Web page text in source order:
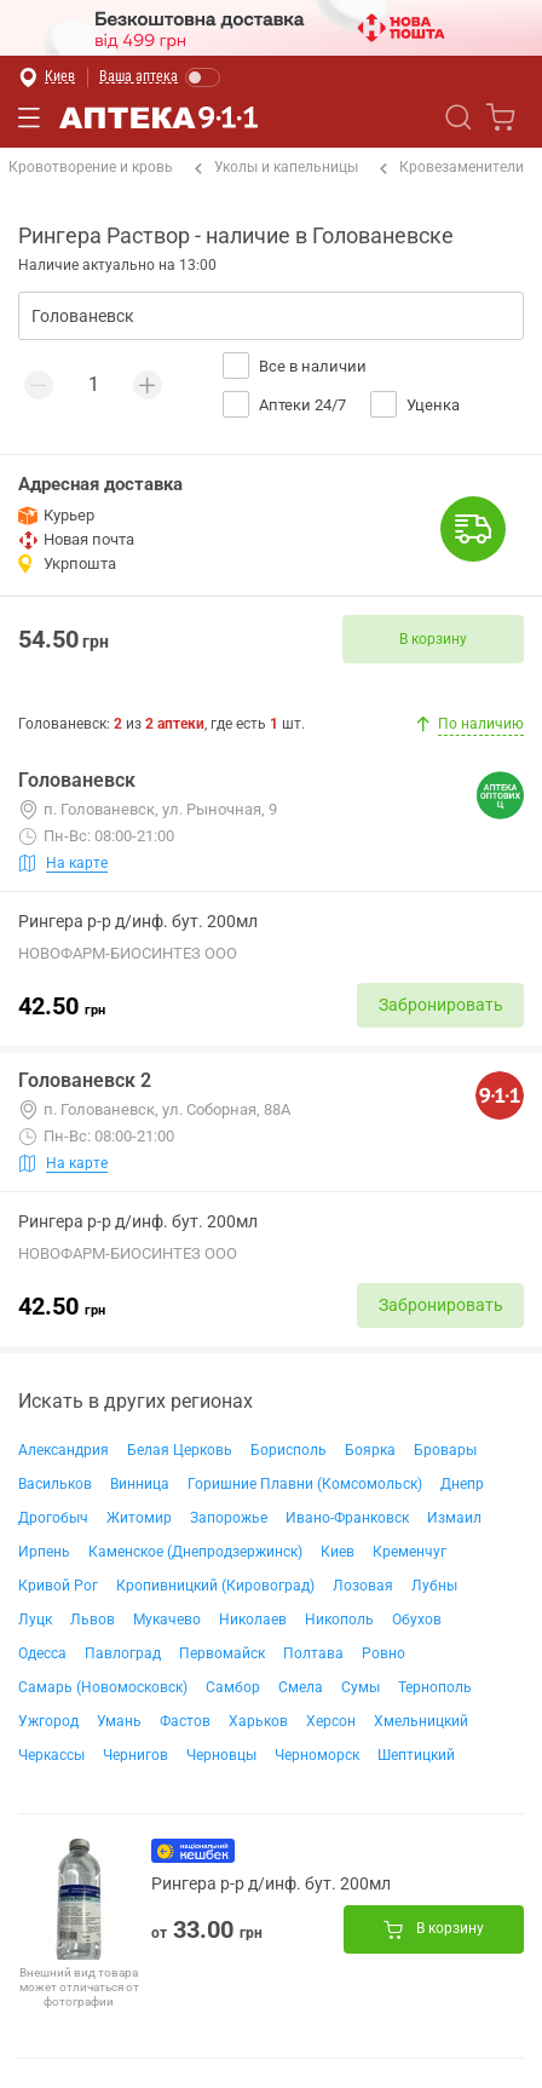
Киев Ваша аптека
Кровотворение и кровь Уколы и капельницы Кровезаменители
Рингера Раствор - наличие в Голованевске
Наличие актуально на 13:00
Все в наличии
Аптеки 24/7 Уценка
Адресная доставка
Курьер
Новая почта
Укрпошта
54.50грн В корзину
Голованевск: 2 из 2 аптеки, где есть 1 шт. По наличию
Голованевск
п. Голованевск, ул. Рыночная, 9
Пн-Вс: 08:00-21:00
На карте
Рингера р-р д/инф. бут. 200мл
НОВОФАРМ-БИОСИНТЕЗ ООО
42.50 грн Забронировать
Голованевск 2
п. Голованевск, ул. Соборная, 88А
Пн-Вс: 08:00-21:00
На карте
Рингера р-р д/инф. бут. 200мл
НОВОФАРМ-БИОСИНТЕЗ ООО
42.50 грн Забронировать
Искать в других регионах
Александрия Белая Церковь Борисполь Боярка
Бровары
Васильков
Винница Горишние Плавни (Комсомольск)
Днепр
Дрогобыч
Житомир Запорожье Ивано-Франковск
Измаил
Ирпень
Каменское (Днепродзержинск) Киев
Кременчуг
Кривой Рог
Кропивницкий (Кировоград) Лозовая
Лубны
Луцк
Львов Мукачево Николаев Никополь
Обухов
Одесса
Павлоград Первомайск Полтава
Ровно
Самарь (Новомосковск)
Самбор Смела Сумы
Тернополь
Ужгород
Умань Фастов Харьков Херсон
Хмельницкий
Черкассы
Чернигов Черновцы Черноморск Шептицкий
Внешний вид товара
может отличаться от
фотографии
Рингера р-р д/инф. бут. 200мл
от 33.00 грн В корзину